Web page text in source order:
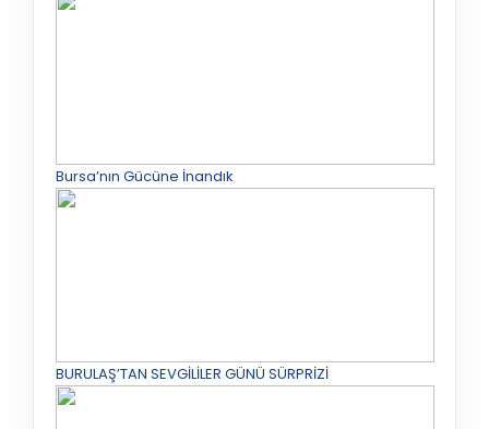
Bursa’nın Gücüne İnandık
BURULAŞ’TAN SEVGİLİLER GÜNÜ SÜRPRİZİ